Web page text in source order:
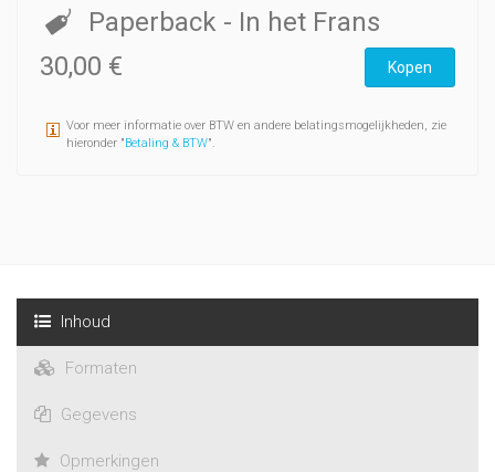
de se lancer, avec son ancien élève Bertrand Russell (1872–
1970), dans le projet des Principia Mathematica (1910, 1912,
1913) ; il poursuit son enseignement à Londres (1910–1924)
tout en se concentrant à présent sur les implications
Harvard (1924–1947), il enseigne la philosophie et conçoit le
Paperback - In het Frans
30,00 €
Kopen
Voor meer informatie over BTW en andere belatingsmogelijkheden, zie
hieronder "Betaling & BTW".
Inhoud
Formaten
Gegevens
Opmerkingen